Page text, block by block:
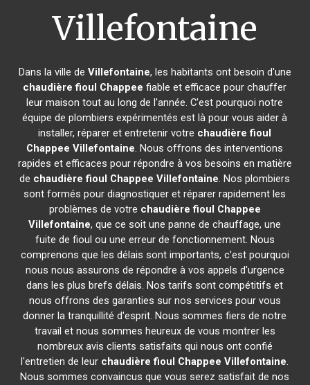
Villefontaine
Dans la ville de Villefontaine, les habitants ont besoin d'une
chaudière fioul Chappee fiable et efficace pour chauffer
leur maison tout au long de l'année. C'est pourquoi notre
équipe de plombiers expérimentés est là pour vous aider à
installer, réparer et entretenir votre chaudière fioul
Chappee Villefontaine. Nous offrons des interventions
rapides et efficaces pour répondre à vos besoins en matière
de chaudière fioul Chappee Villefontaine. Nos plombiers
sont formés pour diagnostiquer et réparer rapidement les
problèmes de votre chaudière fioul Chappee
Villefontaine, que ce soit une panne de chauffage, une
fuite de fioul ou une erreur de fonctionnement. Nous
comprenons que les délais sont importants, c'est pourquoi
nous nous assurons de répondre à vos appels d'urgence
dans les plus brefs délais. Nos tarifs sont compétitifs et
nous offrons des garanties sur nos services pour vous
donner la tranquillité d'esprit. Nous sommes fiers de notre
travail et nous sommes heureux de vous montrer les
nombreux avis clients satisfaits qui nous ont confié
l'entretien de leur chaudière fioul Chappee Villefontaine.
Nous sommes convaincus que vous serez satisfait de nos